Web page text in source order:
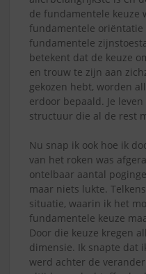
de fundamentele keuze
fundamentele oriëntatie
fundamentele
betekent dat de keuze
en trouw te zijn aan
gekozen hebt, worden
erdoor bepaald. Je
structuur die al de rest
Nu snap ik ook hoe ik
van het roken was
ontelbaar aantal
maar niets lukte.
situatie, waarin ik het
fundamentele keuze
Door die keuze kregen
dimensie. Ik snapte dat
werd achter de